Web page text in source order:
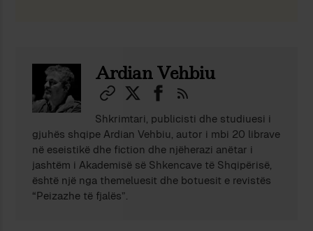
Ardian Vehbiu
Shkrimtari, publicisti dhe studiuesi i
gjuhës shqipe Ardian Vehbiu, autor i mbi 20 librave
në eseistikë dhe fiction dhe njëherazi anëtar i
jashtëm i Akademisë së Shkencave të Shqipërisë,
është një nga themeluesit dhe botuesit e revistës
“Peizazhe të fjalës”.